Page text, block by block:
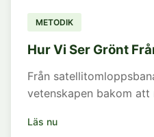
METODIK
Hur Vi Ser Grönt
Från
vetenskapen bakom
Läs nu